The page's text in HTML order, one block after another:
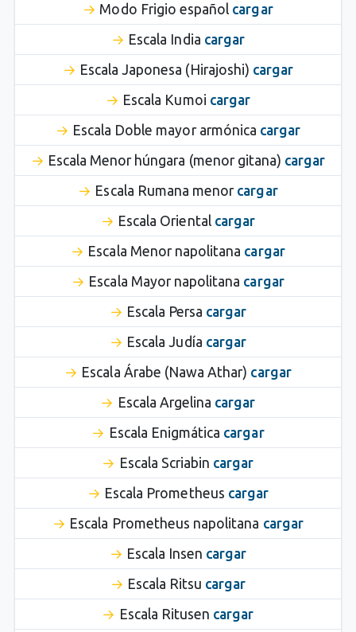
Modo Frigio español cargar
Escala India cargar
Escala Japonesa (Hirajoshi) cargar
Escala Kumoi cargar
Escala Doble mayor armónica cargar
Escala Menor húngara (menor gitana) cargar
Escala Rumana menor cargar
Escala Oriental cargar
Escala Menor napolitana cargar
Escala Mayor napolitana cargar
Escala Persa cargar
Escala Judía cargar
Escala Árabe (Nawa Athar) cargar
Escala Argelina cargar
Escala Enigmática cargar
Escala Scriabin cargar
Escala Prometheus cargar
Escala Prometheus napolitana cargar
Escala Insen cargar
Escala Ritsu cargar
Escala Ritusen cargar